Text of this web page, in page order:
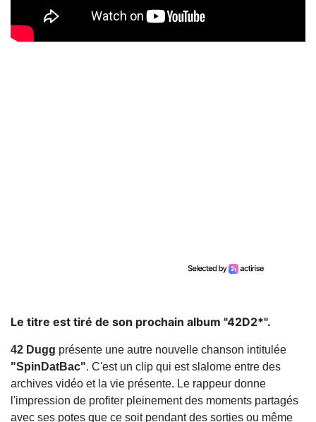
Le titre est tiré de son prochain album "42D2*".
42 Dugg présente une autre nouvelle chanson intitulée
"SpinDatBac". C'est un clip qui est slalome entre des
archives vidéo et la vie présente. Le rappeur donne
l'impression de profiter pleinement des moments partagés
avec ses potes que ce soit pendant des sorties ou même